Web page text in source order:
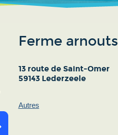
Ferme arnouts
13 route de Saint-Omer
59143 Lederzeele
Autres